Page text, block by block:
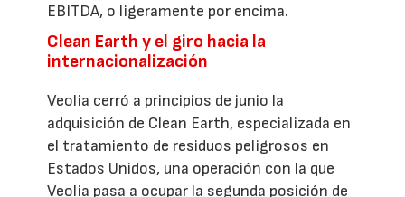
EBITDA, o ligeramente por encima.
Clean Earth y el giro hacia la
internacionalización
Veolia cerró a principios de junio la
adquisición de Clean Earth, especializada en
el tratamiento de residuos peligrosos en
Estados Unidos, una operación con la que
Veolia pasa a ocupar la segunda posición de